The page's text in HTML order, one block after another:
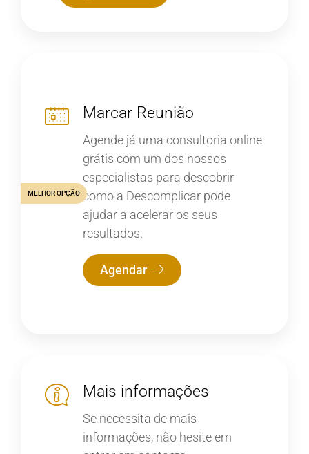
Marcar Reunião
Agende já uma consultoria online
grátis com um dos nossos
especialistas para descobrir
como a Descomplicar pode
ajudar a acelerar os seus
resultados.
Agendar
MELHOR OPÇÃO
Mais informações
Se necessita de mais
informações, não hesite em